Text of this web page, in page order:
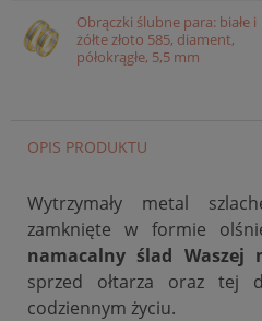
Obrączki ślubne para: białe i
żółte złoto 585, diament,
półokrągłe, 5,5 mm
OPIS PRODUKTU
Wytrzymały metal
zamknięte w formie
namacalny ślad Waszej
sprzed ołtarza oraz tej
codziennym życiu.